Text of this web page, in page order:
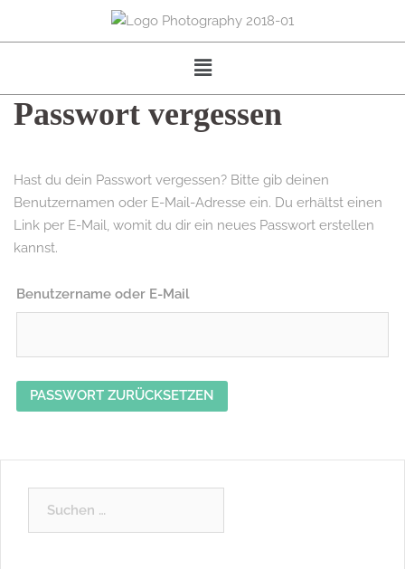
Passwort vergessen
Hast du dein Passwort vergessen? Bitte gib deinen
Benutzernamen oder E-Mail-Adresse ein. Du erhältst einen
Link per E-Mail, womit du dir ein neues Passwort erstellen
kannst.
Benutzername oder E-Mail
PASSWORT ZURÜCKSETZEN